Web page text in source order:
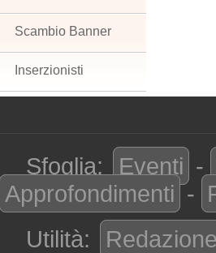
Scambio Banner
Inserzionisti
Sfoglia: Eventi -
Approfondimenti -
Utilità:
Redazione